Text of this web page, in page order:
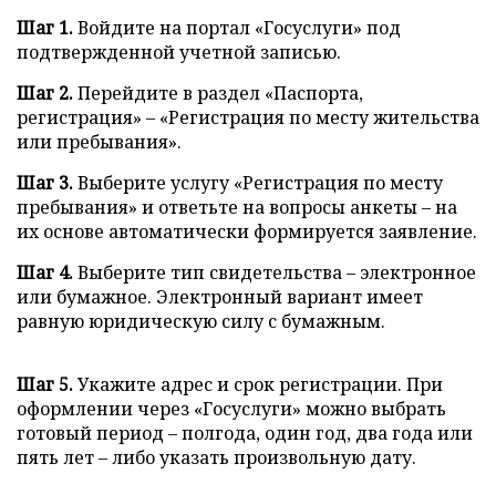
Шаг 1.Войдите на портал «Госуслуги» под
подтвержденной учетной записью.
Шаг 2.Перейдите в раздел «Паспорта,
регистрация» – «Регистрация по месту жительства
или пребывания».
Шаг 3.Выберите услугу «Регистрация по месту
пребывания» и ответьте на вопросы анкеты – на
их основе автоматически формируется заявление.
Шаг 4.Выберите тип свидетельства – электронное
или бумажное. Электронный вариант имеет
равную юридическую силу с бумажным.
Шаг 5.Укажите адрес и срок регистрации. При
оформлении через «Госуслуги» можно выбрать
готовый период – полгода, один год, два года или
пять лет – либо указать произвольную дату.